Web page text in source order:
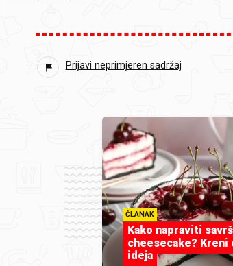
Prijavi neprimjeren sadržaj
ČLANAK
Kako napraviti
cheesecake? Kreni
ideja